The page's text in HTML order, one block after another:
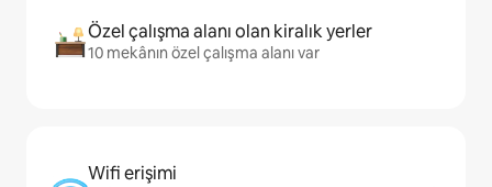
Özel çalışma alanı olan kiralık yerler
10 mekânın özel çalışma alanı var
Wifi erişimi